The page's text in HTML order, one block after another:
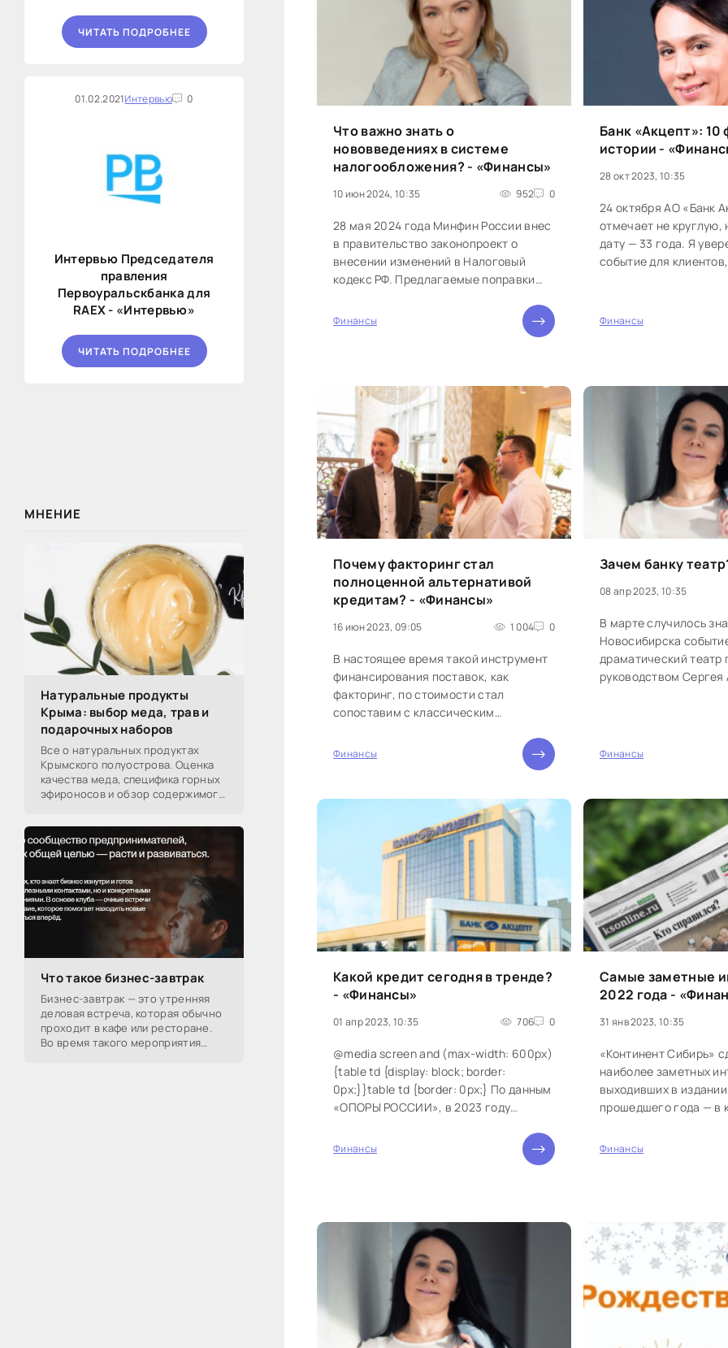
ЧИТАТЬ ПОДРОБНЕЕ
01.02.2021Интервью 0
Интервью Председателя
правления
Первоуральскбанка для
RAEX - «Интервью»
ЧИТАТЬ ПОДРОБНЕЕ
МНЕНИЕ
Натуральные продукты
Крыма: выбор меда, трав и
подарочных наборов
Все о натуральных продуктах
Крымского полуострова. Оценка
качества меда, специфика горных
эфироносов и обзор содержимого
производителей.
Что такое бизнес-завтрак
Бизнес-завтрак — это утренняя
деловая встреча, которая обычно
проходит в кафе или ресторане.
Во время такого мероприятия
Что важно знать о
нововведениях в системе
налогообложения? - «Финансы»
10 июн 2024, 10:35 952 0
28 мая 2024 года Минфин России внес
в правительство законопроект о
внесении изменений в Налоговый
кодекс РФ. Предлагаемые поправки
на...
Финансы
Банк «Акцепт»: 10
истории -
28 окт 2023, 10:35
24 октября АО «Банк
отмечает не круглую,
дату — 33 года. Я
событие для
Финансы
Почему факторинг стал
полноценной альтернативой
кредитам? - «Финансы»
16 июн 2023, 09:05 1 004 0
В настоящее время такой инструмент
финансирования поставок, как
факторинг, по стоимости стал
сопоставим с классическим
воспользоваться факторингом может
20
Финансы
Зачем банку
08 апр 2023, 10:35
В марте случилось
Новосибирска
драматический театр
руководством
Финансы
Какой кредит сегодня в тренде?
- «Финансы»
01 апр 2023, 10:35 706 0
@media screen and (max-width: 600px)
{table td {display: block; border:
0px;}}table td {border: 0px;} По данным
«ОПОРЫ РОССИИ», в 2023 году
Финансы
Самые заметные
2022 года -
31 янв 2023, 10:35
«Континент Сибирь»
наиболее заметных
выходивших в
прошедшего года — в
Левченко, депутат
Финансы